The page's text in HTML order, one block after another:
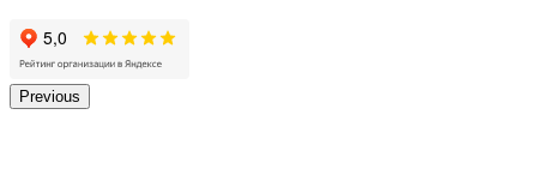
Previous